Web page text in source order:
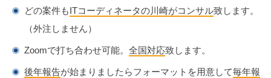
どの案件もITコーディネータの川崎がコンサル致します。
（外注しません）
Zoomで打ち合わせ可能。 全国対応致します。
後年報告が始まりましたらフォーマットを用意して毎年報